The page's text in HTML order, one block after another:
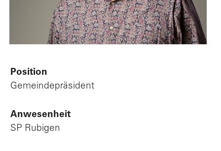
Position
Gemeindepräsident
Anwesenheit
SP Rubigen